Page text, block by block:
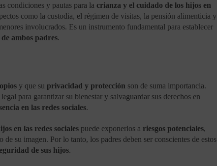
condiciones y pautas para la crianza y el cuidado de los hijos en
como la custodia, el régimen de visitas, la pensión alimenticia y
involucrados. Es un instrumento fundamental para establecer
ambos padres.
y que su privacidad y protección son de suma importancia.
para garantizar su bienestar y salvaguardar sus derechos en
en las redes sociales.
en las redes sociales puede exponerlos a riesgos potenciales,
su imagen. Por lo tanto, los padres deben ser conscientes de estos
de sus hijos.